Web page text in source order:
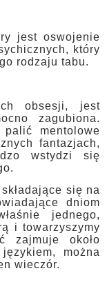
jest oswojenie
który
rodzaju tabu.
obsesji, jest
zagubiona.
mentolowe
fantazjach,
wstydzi się
się na
dniom
jednego,
i towarzyszymy
zajmuje około
można
wieczór.